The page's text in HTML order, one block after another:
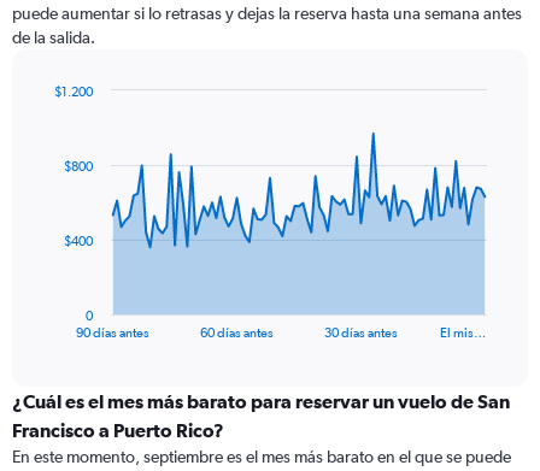
puede aumentar si lo retrasas y dejas la reserva hasta una semana antes
de la salida.
data
The
categories.
Range:
90 días antes 60 días antes 30 días antes El mis…
0
$400
$800
$1.200
¿Cuál es el mes más barato para reservar un vuelo de San
Francisco a Puerto Rico?
En este momento, septiembre es el mes más barato en el que se puede